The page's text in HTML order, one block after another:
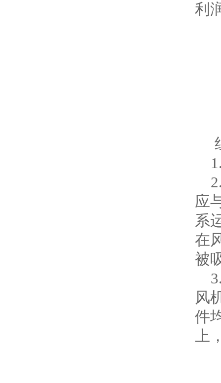
利
1.
2.
应
系
在
被
3.
风
件
上